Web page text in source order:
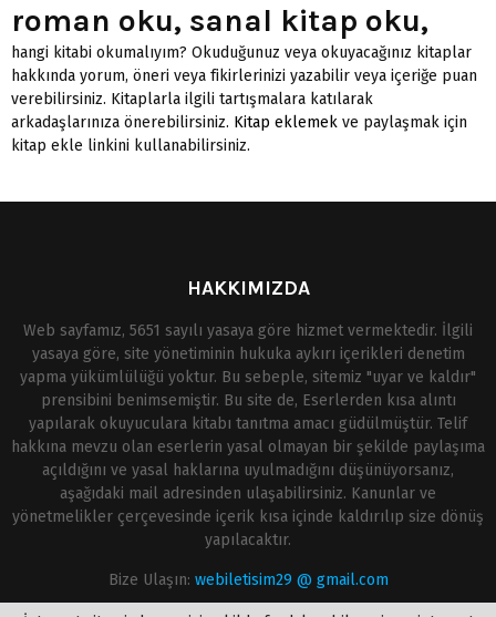
roman oku, sanal kitap oku,
hangi kitabi okumalıyım? Okuduğunuz veya okuyacağınız kitaplar
hakkında yorum, öneri veya fikirlerinizi yazabilir veya içeriğe puan
verebilirsiniz. Kitaplarla ilgili tartışmalara katılarak
arkadaşlarınıza önerebilirsiniz. Kitap eklemek ve paylaşmak için
kitap ekle linkini kullanabilirsiniz.
HAKKIMIZDA
Web sayfamız, 5651 sayılı yasaya göre hizmet vermektedir. İlgili
yasaya göre, site yönetiminin hukuka aykırı içerikleri denetim
yapma yükümlülüğü yoktur. Bu sebeple, sitemiz "uyar ve kaldır"
prensibini benimsemiştir. Bu site de, Eserlerden kısa alıntı
yapılarak okuyuculara kitabı tanıtma amacı güdülmüştür. Telif
hakkına mevzu olan eserlerin yasal olmayan bir şekilde paylaşıma
açıldığını ve yasal haklarına uyulmadığını düşünüyorsanız,
aşağıdaki mail adresinden ulaşabilirsiniz. Kanunlar ve
yönetmelikler çerçevesinde içerik kısa içinde kaldırılıp size dönüş
yapılacaktır.
Bize Ulaşın: webiletisim29 @ gmail.com